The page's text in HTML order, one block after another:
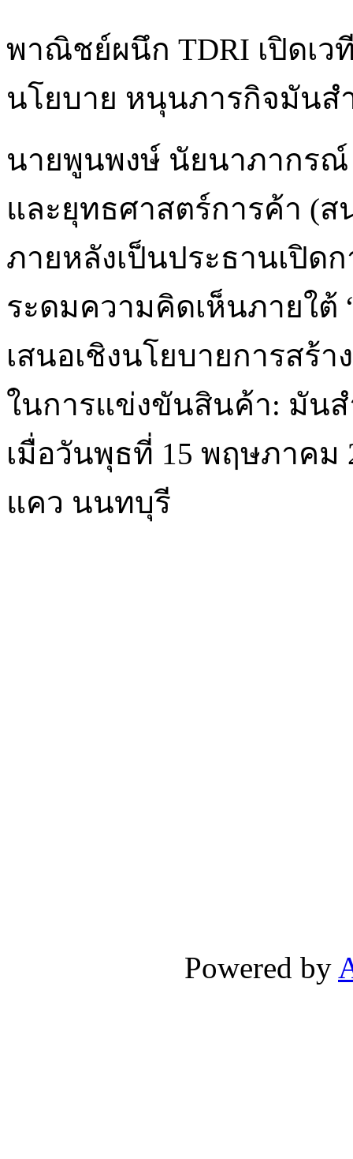
พาณิชย์ผนึก TDRI เปิดเ
นโยบาย หนุนภารกิจมันส
นายพูนพงษ์ นัยนาภากรณ์
และยุทธศาสตร์การค้า (
ภายหลังเป็นประธานเปิด
ระดมความคิดเห็นภายใต้
เสนอเชิงนโยบายการสร้
ในการแข่งขันสินค้า: มันส
เมื่อวันพุธที่ 15 พฤษภาคม
แคว นนทบุรี
Powered by